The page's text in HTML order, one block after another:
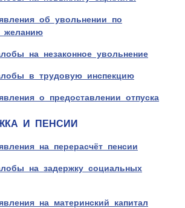
об увольнении по
желанию
на незаконное увольнение
в трудовую инспекцию
о предоставлении отпуска
И ПЕНСИИ
на перерасчёт пенсии
на задержку социальных
на материнский капитал